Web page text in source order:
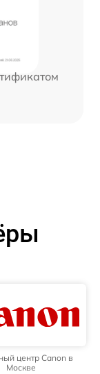
центр Canon в
Москве